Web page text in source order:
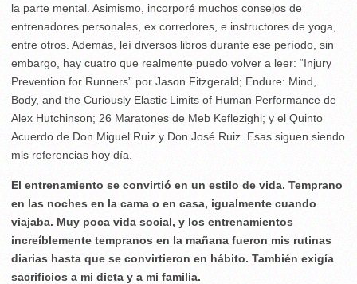
la parte mental. Asimismo, incorporé muchos consejos de
entrenadores personales, ex corredores, e instructores de yoga,
entre otros. Además, leí diversos libros durante ese período, sin
embargo, hay cuatro que realmente puedo volver a leer: “Injury
Prevention for Runners” por Jason Fitzgerald; Endure: Mind,
Body, and the Curiously Elastic Limits of Human Performance de
Alex Hutchinson; 26 Maratones de Meb Keflezighi; y el Quinto
Acuerdo de Don Miguel Ruiz y Don José Ruiz. Esas siguen siendo
mis referencias hoy día.
El entrenamiento se convirtió en un estilo de vida. Temprano
en las noches en la cama o en casa, igualmente cuando
viajaba. Muy poca vida social, y los entrenamientos
increíblemente tempranos en la mañana fueron mis rutinas
diarias hasta que se convirtieron en hábito. También exigía
sacrificios a mi dieta y a mi familia.